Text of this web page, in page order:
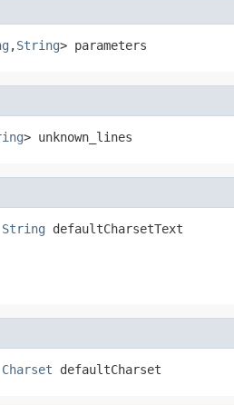
,String> parameters
> unknown_lines
String defaultCharsetText
Charset defaultCharset